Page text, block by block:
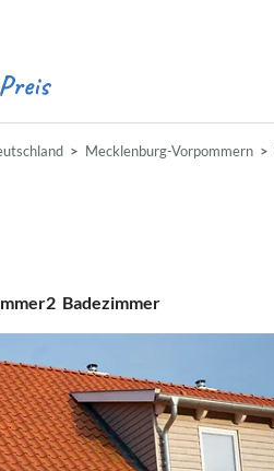
Mecklenburg-Vorpommern
2 Badezimmer